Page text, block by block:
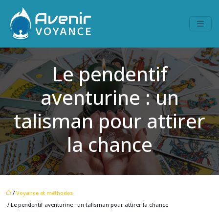
Le pendentif
aventurine : un
talisman pour attirer
la chance
/ Voyance et méthodes
/ Le pendentif aventurine : un talisman pour attirer la chance